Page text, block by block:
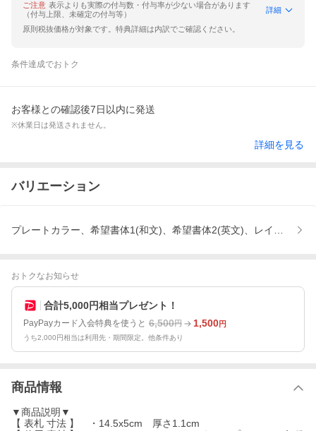
ご注意 表示よりも実際の付与数・付与率が少ない場合があります
（付与上限、未確定の付与等）
詳細
原則税抜価格が対象です。特典詳細は内訳でご確認ください。
条件達成でおトク
お客様との確認後7日以内に発送
※休業日は発送されません。
詳細を見る
バリエーション
プレートカラー、希望書体1(和文)、希望書体2(英文)、レイアウト
おトクなお知らせ
合計5,000円相当プレゼント！
PayPayカード入会特典を使うと 6,500円 1,500円
うち2,000円相当は利用先・期間限定。他条件あり
商品情報
▼商品説明▼
【 表札 寸法 】 ・14.5x5cm 厚さ1.1cm